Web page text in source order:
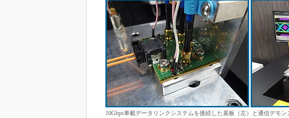
10Gbps車載データリンクシステムを接続した基板（左）と通信デモ